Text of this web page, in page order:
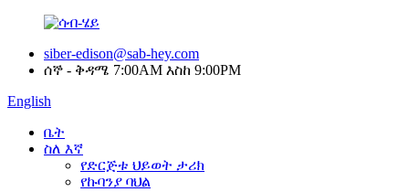
siber-edison@sab-hey.com
ሰኞ - ቅዳሜ 7:00AM እስከ 9:00PM
English
ቤት
ስለ እኛ
የድርጅቱ ህይወት ታሪክ
የኩባንያ ባህል